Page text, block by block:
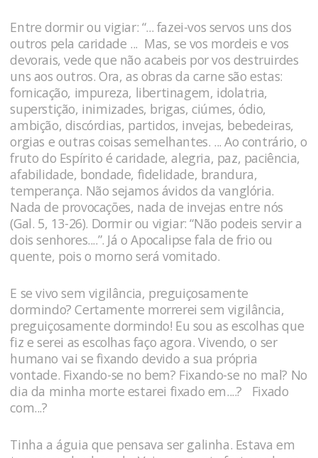
Entre dormir ou vigiar: “... fazei-vos servos uns dos
outros pela caridade ... Mas, se vos mordeis e vos
devorais, vede que não acabeis por vos destruirdes
uns aos outros. Ora, as obras da carne são estas:
fornicação, impureza, libertinagem, idolatria,
superstição, inimizades, brigas, ciúmes, ódio,
ambição, discórdias, partidos, invejas, bebedeiras,
orgias e outras coisas semelhantes. ... Ao contrário, o
fruto do Espírito é caridade, alegria, paz, paciência,
afabilidade, bondade, fidelidade, brandura,
temperança. Não sejamos ávidos da vanglória.
Nada de provocações, nada de invejas entre nós
(Gal. 5, 13-26). Dormir ou vigiar: “Não podeis servir a
dois senhores....”. Já o Apocalipse fala de frio ou
quente, pois o morno será vomitado.
E se vivo sem vigilância, preguiçosamente
dormindo? Certamente morrerei sem vigilância,
preguiçosamente dormindo! Eu sou as escolhas que
fiz e serei as escolhas faço agora. Vivendo, o ser
humano vai se fixando devido a sua própria
vontade. Fixando-se no bem? Fixando-se no mal? No
dia da minha morte estarei fixado em....? Fixado
com...?
Tinha a águia que pensava ser galinha. Estava em